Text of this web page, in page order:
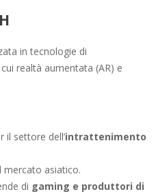
in tecnologie di
realtà aumentata (AR) e
il settore dell’intrattenimento
mercato asiatico.
di gaming e produttori di